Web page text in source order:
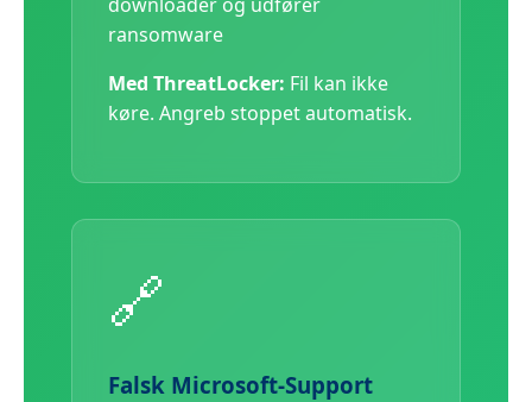
ransomware
Med ThreatLocker: Fil kan ikke
køre. Angreb stoppet automatisk.
🔗
Falsk Microsoft-Support